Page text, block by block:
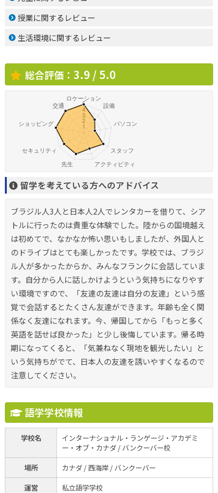
授業に関するレビュー
生活環境に関するレビュー
総合評価： 3.9 / 5.0
留学を考えている方へのアドバイス
ブラジル人3人と日本人2人でレンタカーを借りて、シア
トルに行ったのは貴重な体験でした。陸からの国境越え
は初めてで、なかなか怖い思いもしましたが、外国人と
のドライブはとても楽しかったです。学校では、ブラジ
ル人が多かったからか、みんなフランクに会話していま
す。自分から人に話しかけようという気持ちになりやす
い環境ですので、「友達の友達は自分の友達」という感
覚で会話するとたくさん友達ができます。年齢も全く関
係なく友達になれます。今、帰国してから「もっと多く
英語を話せば良かった」と少し後悔しています。帰る時
期になってくると、「気兼ねなく現地を観光したい」と
いう気持ちがでて、日本人の友達を誘いやすくなるので
注意してください。
語学学校情報
学校名
インターナショナル・ランゲージ・アカデミ
ー・オブ・カナダ / バンクーバー校
場所
カナダ / 西海岸 / バンクーバー
運営
私立語学学校